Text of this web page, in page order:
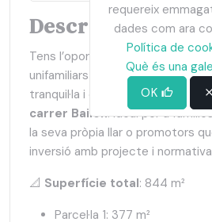
Descripció
Tens l’oportunitat de construir
unifamiliars aparellades en una
tranquil·la i consolidada de Sant
carrer Bailèn. Ideal per a
la seva pròpia llar o promotors
inversió amb projecte i
📐 Superfície total: 844 m²
Parcel·la 1: 377 m²
requereix
dades com ara
Política de
Què és una
OK